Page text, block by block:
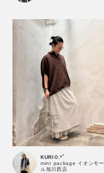
KURI✩.*˚
mint package イオンモー
ル旭川西店